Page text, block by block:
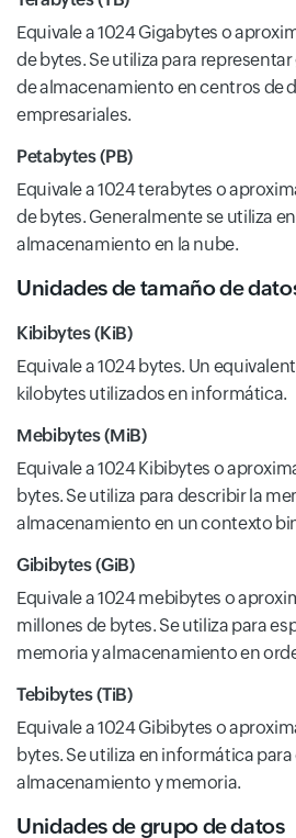
Equivale a 1024 Gigabytes o
de bytes. Se utiliza para
de almacenamiento en centros de
empresariales.
Petabytes (PB)
Equivale a 1024 terabytes o
de bytes. Generalmente se utiliza
almacenamiento en la nube.
Unidades de tamaño de
Kibibytes (KiB)
Equivale a 1024 bytes. Un
kilobytes utilizados en informática.
Mebibytes (MiB)
Equivale a 1024 Kibibytes o
bytes. Se utiliza para describir la
almacenamiento en un contexto
Gibibytes (GiB)
Equivale a 1024 mebibytes o
millones de bytes. Se utiliza para
memoria y almacenamiento en
Tebibytes (TiB)
Equivale a 1024 Gibibytes o
bytes. Se utiliza en informática
almacenamiento y memoria.
Unidades de grupo de datos